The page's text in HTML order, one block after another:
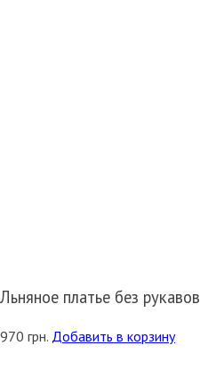
Льняное платье без рукавов
970 грн. Добавить в корзину